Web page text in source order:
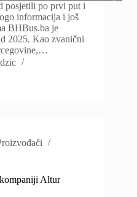
posjetili po prvi put i
informacija i još
BHBus.ba je
2025. Kao zvanični
Altur